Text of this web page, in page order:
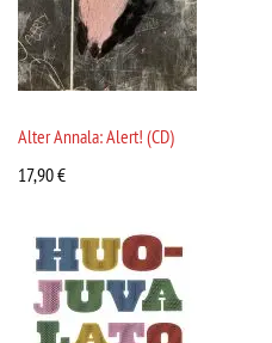
Alter Annala: Alert! (CD)
17,90€